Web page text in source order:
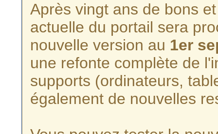
Après vingt ans de bons
actuelle du portail sera
nouvelle version au 1er
une refonte complète de
supports (ordinateurs,
également de nouvelles